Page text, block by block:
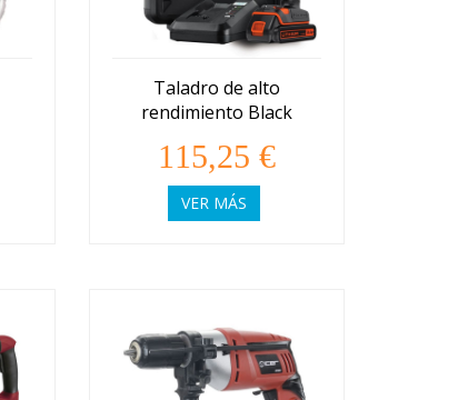
Taladro de alto
rendimiento Black
(ASD14K)
115,25 €
VER MÁS